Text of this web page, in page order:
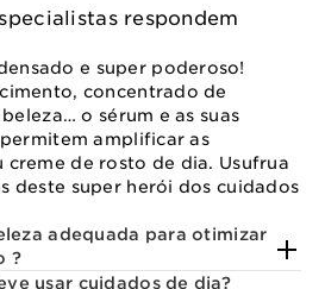
respondem
e super poderoso!
concentrado de
o sérum e as suas
amplificar as
creme de rosto de dia. Usufrua
deste super herói dos cuidados
adequada para otimizar
?
usar cuidados de dia?